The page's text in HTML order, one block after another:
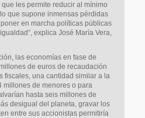
les permite reducir al mínimo
que supone inmensas pérdidas
en marcha políticas públicas
explica José María Vera,
las economías en fase de
de euros de recaudación
fiscales, una cantidad similar a la
millones de menores o para
hasta seis millones de
desigual del planeta, gravar los
entre sus accionistas permitiría